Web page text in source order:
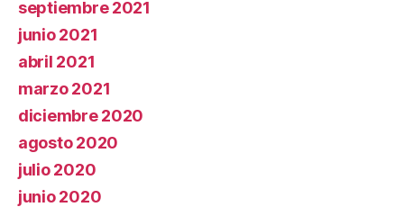
septiembre 2021
junio 2021
abril 2021
marzo 2021
diciembre 2020
agosto 2020
julio 2020
junio 2020